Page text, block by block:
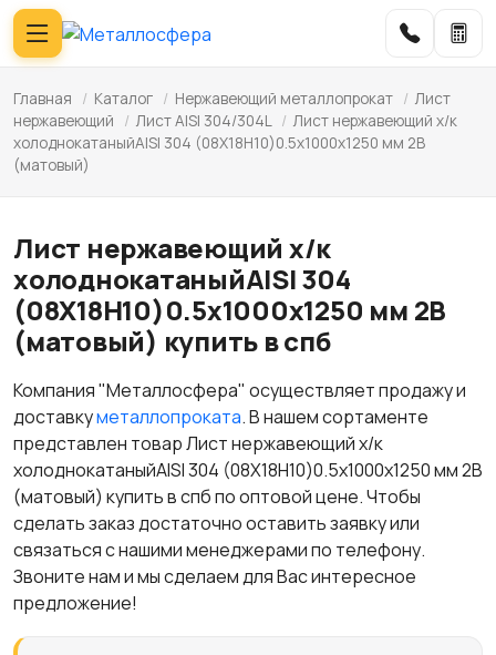
Главная / Каталог / Нержавеющий металлопрокат / Лист
нержавеющий
/ Лист AISI 304/304L / Лист нержавеющий х/к
холоднокатаныйAISI 304 (08Х18Н10)0.5х1000х1250 мм 2B
(матовый)
Лист нержавеющий х/к
холоднокатаныйAISI 304
(08Х18Н10)0.5х1000х1250 мм 2B
(матовый) купить в спб
Компания "Металлосфера" осуществляет продажу и
доставкуметаллопроката. В нашем сортаменте
представлен товар Лист нержавеющий х/к
холоднокатаныйAISI 304 (08Х18Н10)0.5х1000х1250 мм 2B
(матовый) купить в спб по оптовой цене. Чтобы
сделать заказ достаточно оставить заявку или
связаться с нашими менеджерами по телефону.
Звоните нам и мы сделаем для Вас интересное
предложение!